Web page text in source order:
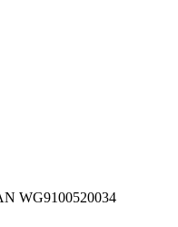
WG9100520034